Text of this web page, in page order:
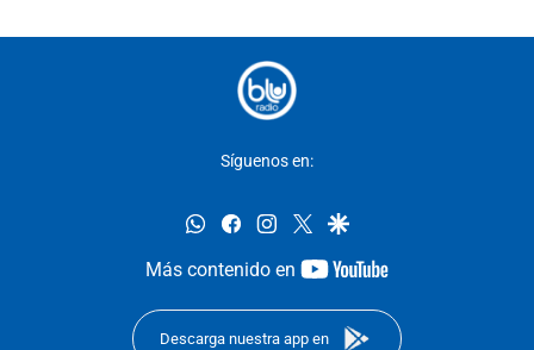
Síguenos en:
whatsappfacebookinstagram
twittergoogle
Más contenido en
youtube-
Descarga nuestra app en